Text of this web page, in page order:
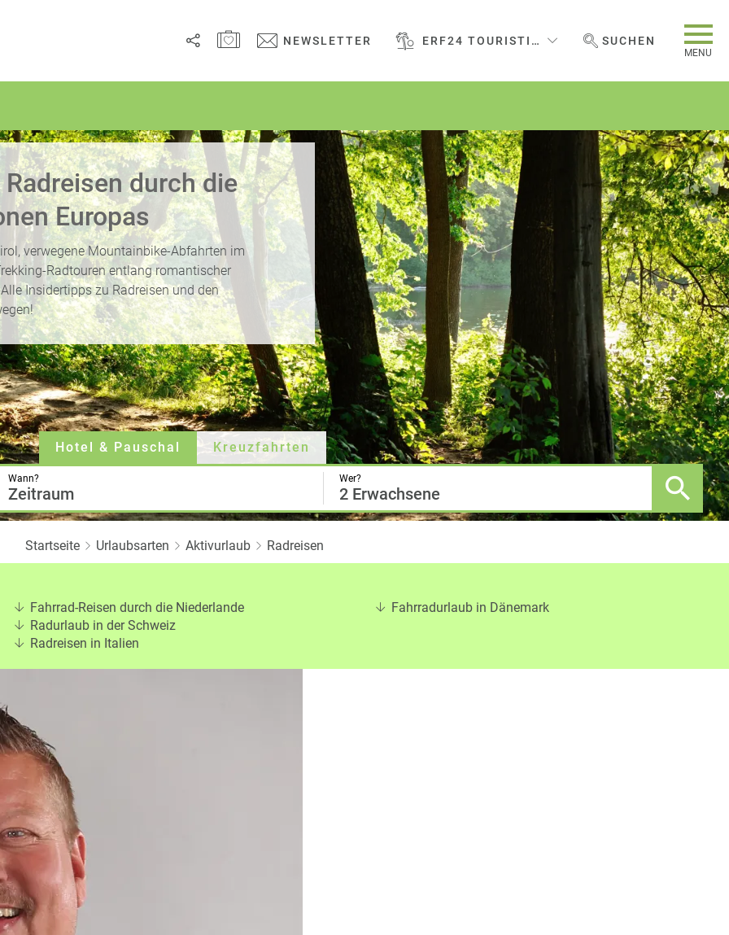
MENU
Email
WhatsApp
Facebook
Messenger
Telegram
X /
Twitter
MERKZETTEL ÖFFNENNEWSLETTER ERF24 TOURISTIC SERVICES GMBH
WEBSEITE DURCHSUCHEN
SUCHEN
durch die
Europas
verwegene Mountainbike-Abfahrten im
Radtouren entlang romantischer
Insidertipps zu Radreisen und den
Hotel & Pauschal Kreuzfahrten
Wann?
Zeitraum
Wer?
2 Erwachsene
Startseite Urlaubsarten Aktivurlaub Radreisen
Fahrrad-Reisen durch die Niederlande
Radurlaub in der Schweiz
Radreisen in Italien
Fahrradurlaub in Dänemark